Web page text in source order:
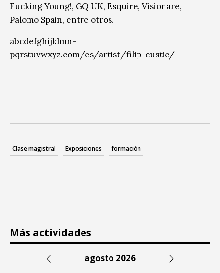
Fucking Young!, GQ UK, Esquire, Visionare,
Palomo Spain, entre otros.
abcdefghijklmn-
pqrstuvwxyz.com/es/artist/filip-custic/
Clase magistral Exposiciones formación
Más actividades
agosto 2026